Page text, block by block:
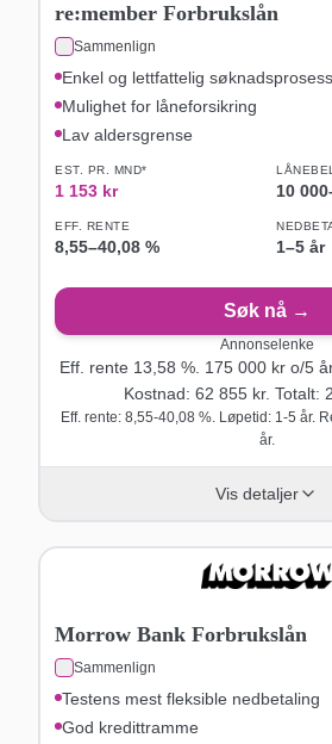
re:member Forbrukslån
Sammenlign
Enkel og lettfattelig søknadsprosess
Mulighet for låneforsikring
Lav aldersgrense
EST. PR. MND*
1 153 kr 10 000
EFF. RENTE
8,55–40,08 % 1–5 år
Søk nå →
Annonselenke
Eff. rente 13,58 %. 175 000kr o/5år
Kostnad: 62 855 kr. Totalt:
Eff. rente: 8,55-40,08 %. Løpetid: 1-5 år.
år.
Vis detaljer
Morrow Bank Forbrukslån
Sammenlign
Testens mest fleksible nedbetaling
God kredittramme